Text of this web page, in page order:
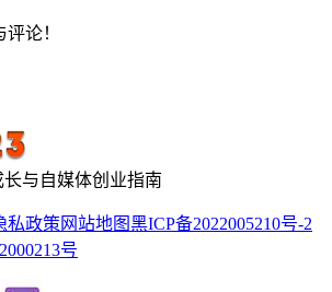
论！
与自媒体创业指南
私政策 网站地图黑ICP备2022005210号-2
号